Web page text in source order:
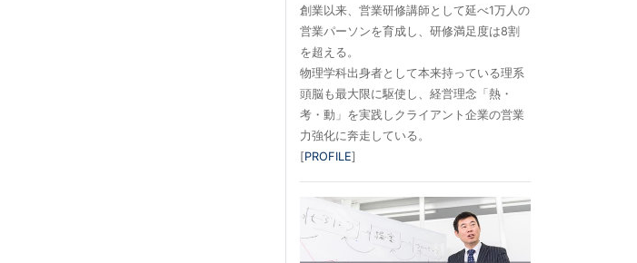
創業以来、営業研修講師として延べ1万人の
営業パーソンを育成し、研修満足度は8割
を超える。
物理学科出身者として本来持っている理系
頭脳も最大限に駆使し、経営理念「熱・
考・動」を実践しクライアント企業の営業
力強化に奔走している。
[PROFILE]